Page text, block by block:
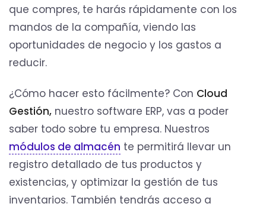
que compres, te harás rápidamente con los
mandos de la compañía, viendo las
oportunidades de negocio y los gastos a
reducir.
¿Cómo hacer esto fácilmente? Con Cloud
Gestión, nuestro software ERP, vas a poder
saber todo sobre tu empresa. Nuestros
módulos de almacén te permitirá llevar un
registro detallado de tus productos y
existencias, y optimizar la gestión de tus
inventarios. También tendrás acceso a